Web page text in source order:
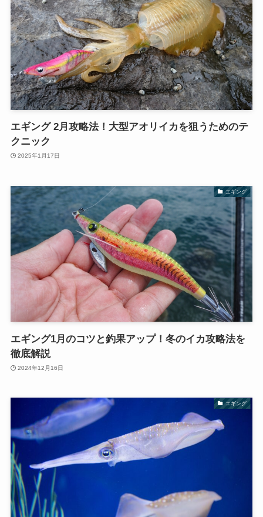
エギング 2月攻略法！大型アオリイカを狙うためのテ
クニック
2025年1月17日
エギング
エギング1月のコツと釣果アップ！冬のイカ攻略法を
徹底解説
2024年12月16日
エギング